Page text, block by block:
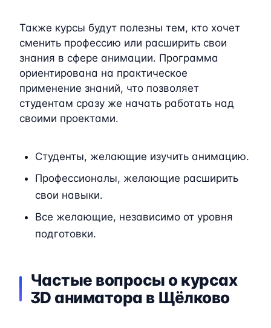
Также курсы будут полезны тем, кто хочет
сменить профессию или расширить свои
знания в сфере анимации. Программа
ориентирована на практическое
применение знаний, что позволяет
студентам сразу же начать работать над
своими проектами.
Студенты, желающие изучить анимацию.
Профессионалы, желающие расширить
свои навыки.
Все желающие, независимо от уровня
подготовки.
Частые вопросы о курсах
3D аниматора в Щёлково